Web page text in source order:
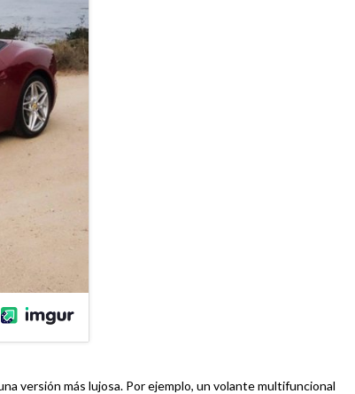
versión más lujosa. Por ejemplo, un volante multifuncional